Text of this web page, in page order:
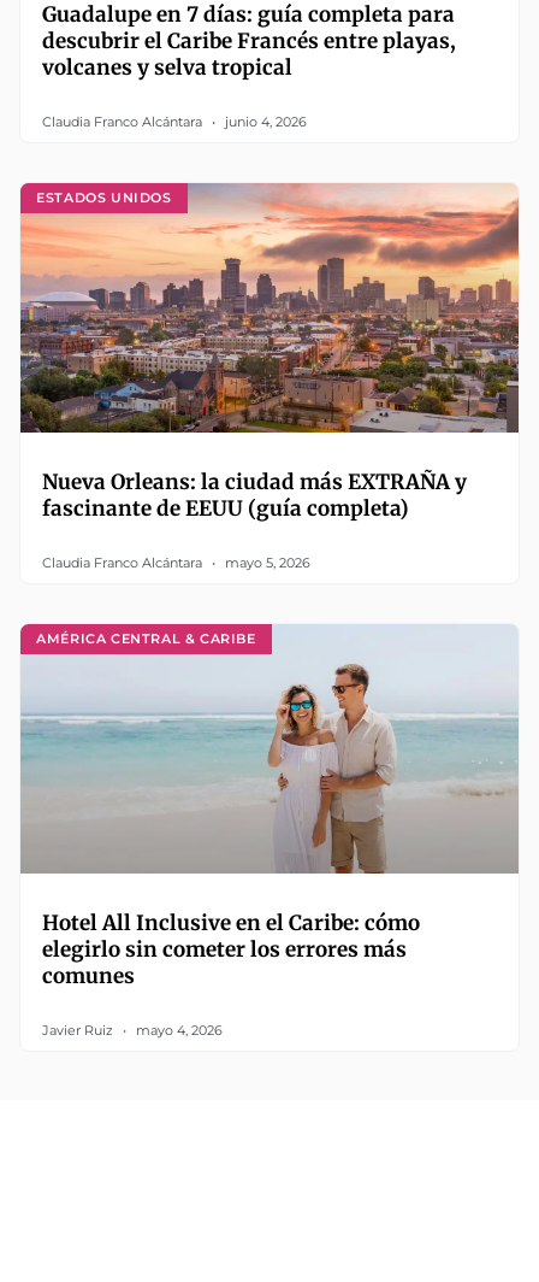
Guadalupe en 7 días: guía completa para
descubrir el Caribe Francés entre playas,
volcanes y selva tropical
Claudia Franco Alcántara junio 4, 2026
ESTADOS UNIDOS
Nueva Orleans: la ciudad más EXTRAÑA y
fascinante de EEUU (guía completa)
Claudia Franco Alcántara mayo 5, 2026
AMÉRICA CENTRAL & CARIBE
Hotel All Inclusive en el Caribe: cómo
elegirlo sin cometer los errores más
comunes
Javier Ruiz mayo 4, 2026